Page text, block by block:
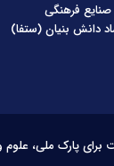
فرهنگی
دانش بنیان (ستفا)
پارک ملی،